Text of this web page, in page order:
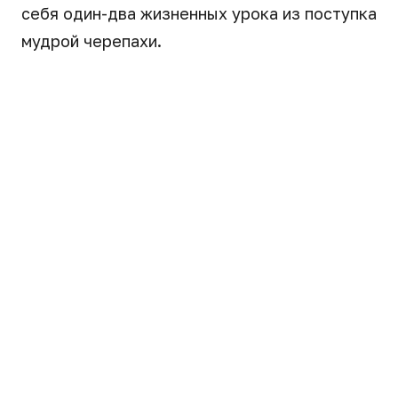
себя один-два жизненных урока из поступка
мудрой черепахи.